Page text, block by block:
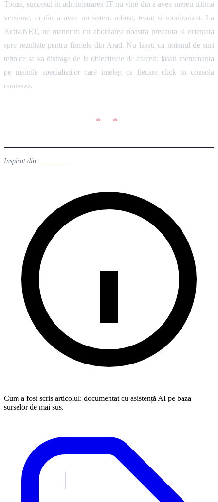
Totusi, succesul in administrarea IT nu vine din a avea mereu ultima
versiune, ci din a avea un sistem robust, testat si monitorizat. La
Activ.NET, ne mandrim cu abordarea noastra precauta si orientata
spre rezultate pentru firmele din Arad. Nu lasati ca noianul de stiri
tehnice sa va distraga de la obiectivele de afaceri; lasati mentenanta
pe mainile specialistilor care inteleg ca fiecare click in consola
conteaza.
Inspirat din:
Cum a fost scris articolul: documentat cu asistență AI pe baza
surselor de mai sus.